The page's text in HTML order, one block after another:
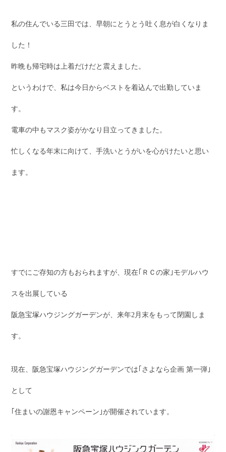
私の住んでいる三田では、早朝にとうとう吐く息が白くなりま
した！
昨晩も帰宅時は上着だけだと震えました。
というわけで、私は今日からベストを着込んで出勤していま
す。
電車の中もマスク姿がかなり目立ってきました。
忙しくなる年末に向けて、手洗いとうがいを心がけたいと思い
ます。
すでにご存知の方もおられますが、現在｢ＲＣの家｣モデルハウ
スを出展している
阪急宝塚ハウジングガーデンが、来年2月末をもって閉園しま
す。
現在、阪急宝塚ハウジングガーデンでは｢さよなら企画 第一弾｣
として
｢住まいの謝恩キャンペーン｣が開催されています。